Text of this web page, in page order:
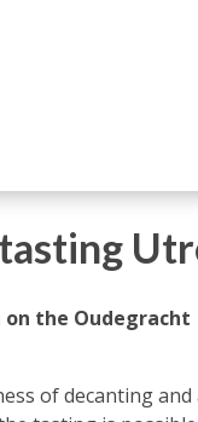
the Oudegracht
of decanting